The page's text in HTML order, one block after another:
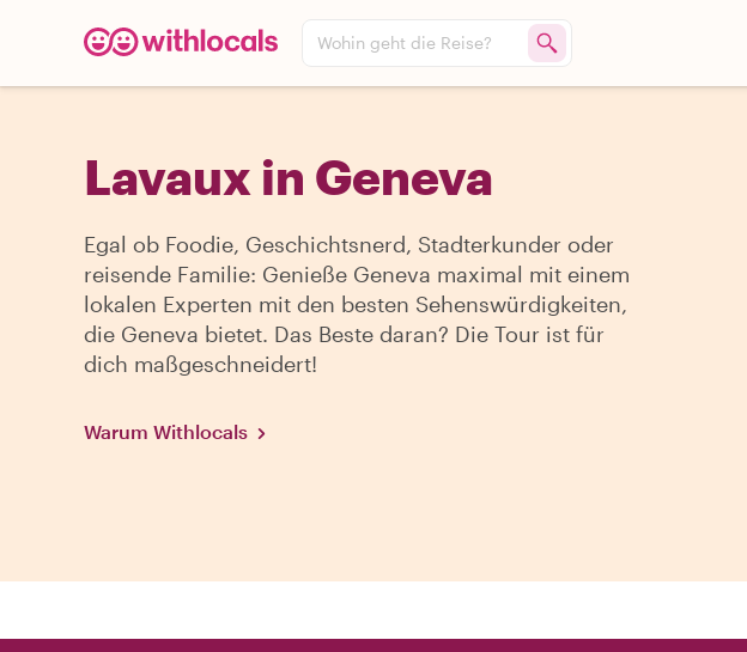
Wohin geht die Reise?
Lavaux in Geneva
Egal ob Foodie, Geschichtsnerd, Stadterkunder oder
reisende Familie: Genieße Geneva maximal mit einem
lokalen Experten mit den besten Sehenswürdigkeiten,
die Geneva bietet. Das Beste daran? Die Tour ist für
dich maßgeschneidert!
Warum Withlocals